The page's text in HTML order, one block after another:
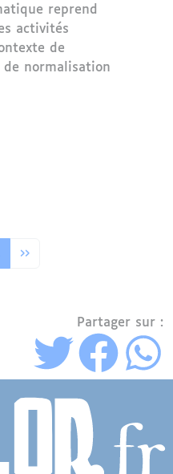
reprend
activités
de
normalisation
Page suivante
››
Partager sur :